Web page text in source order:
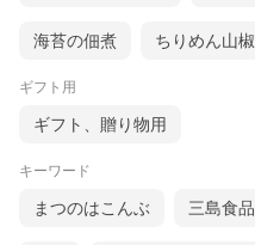
海苔の佃煮 ちりめん山椒
ギフト用
ギフト、贈り物用
キーワード
まつのはこんぶ 三島食品